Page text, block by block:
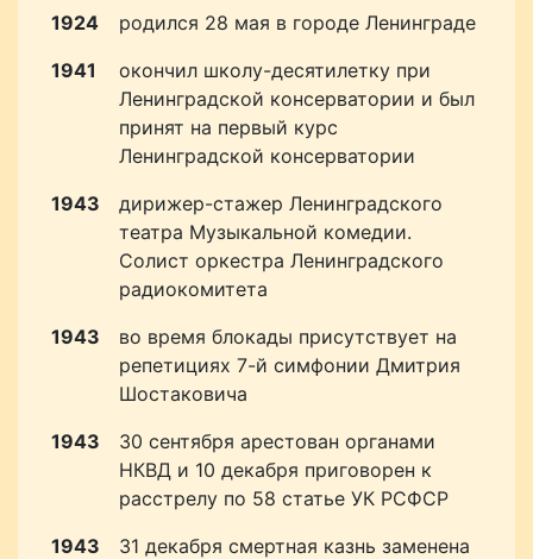
1924
родился 28 мая в городе Ленинграде
1941
окончил школу-десятилетку при
Ленинградской консерватории и был
принят на первый курс
Ленинградской консерватории
1943
дирижер-стажер Ленинградского
театра Музыкальной комедии.
Солист оркестра Ленинградского
радиокомитета
1943
во время блокады присутствует на
репетициях 7-й симфонии Дмитрия
Шостаковича
1943
30 сентября арестован органами
НКВД и 10 декабря приговорен к
расстрелу по 58 статье УК РСФСР
1943
31 декабря смертная казнь заменена